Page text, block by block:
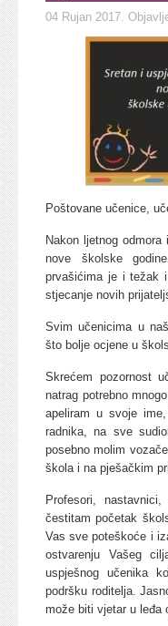
04 Rujan 2017 .
Poštovane učenice,
Nakon ljetnog
nove školske
prvašićima je i težak
stjecanje novih
Svim učenicima u
što bolje ocjene u
Skrećem pozornost
natrag potrebno
apeliram u svoje
radnika, na sve
posebno molim
škola i na pješačkim
Profesori,
čestitam početak
Vas sve poteškoće i
ostvarenju Vašeg
uspješnog učenika
podršku roditelja.
može biti vjetar u leđa